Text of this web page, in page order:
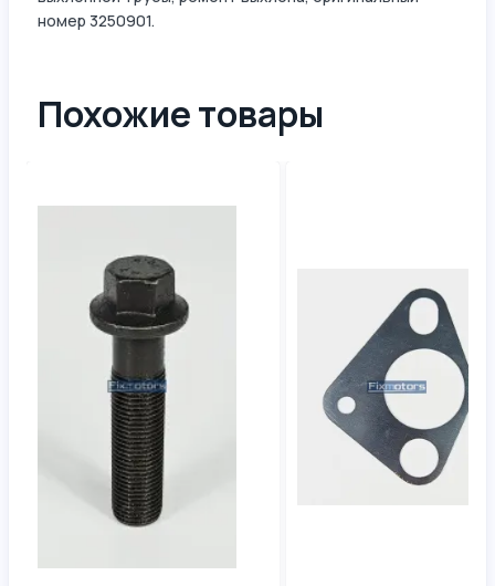
номер 3250901.
Похожие товары